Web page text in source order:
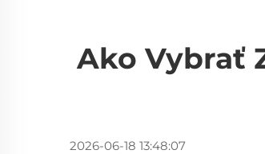
Ako Vybrať
2026-06-18 13:48:07